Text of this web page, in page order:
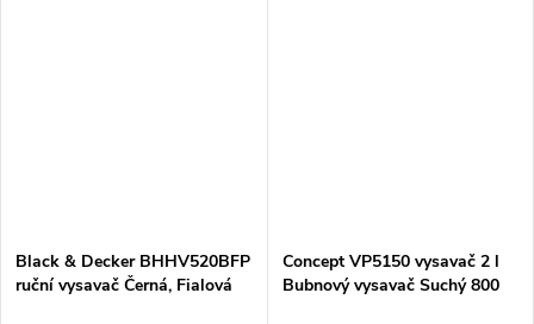
Black & Decker BHHV520BFP
ruční vysavač Černá, Fialová
Concept VP5150 vysavač 2 l
Bubnový vysavač Suchý 800